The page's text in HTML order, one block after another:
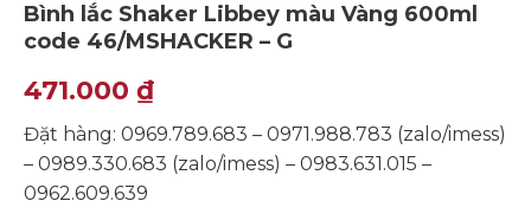
0
of
Bình lắc Shaker Libbey màu Vàng 600ml
code 46/MSHACKER – G
471.000 ₫
Đặt hàng: 0969.789.683 – 0971.988.783 (zalo/imess)
– 0989.330.683 (zalo/imess) – 0983.631.015 –
0962.609.639